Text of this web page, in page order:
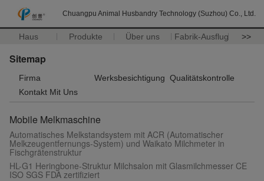
Chuangpu Animal Husbandry Technology (Suzhou) Co., Ltd.
Haus Produkte Über uns Fabrik-Ausflug >>
Sitemap
Firma Werksbesichtigung Qualitätskontrolle
Kontakt Mit Uns
Mobile Melkmaschine
Automatisches Melkstandsystem mit ACR (Automatischer
Melkzeugentfernungs-System) und Waikato Milchmeter in
Fischgrätenstruktur
HL-G1 Heringbone-Struktur Milchsalon mit Glasmilchmesser CE
ISO SGS FDA zertifiziert